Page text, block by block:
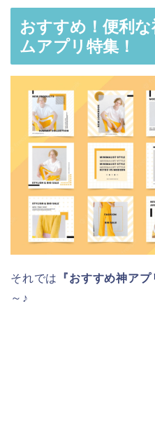
おすすめ！便利
ムアプリ特集！
それでは 『おすすめ神アプ
～♪